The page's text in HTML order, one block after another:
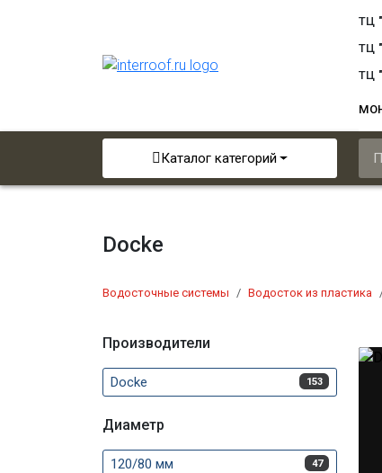
ТЦ
ТЦ
ТЦ
Каталог категорий
Docke
Водосточные системы Водосток из пластика
Производители
Docke 153
Диаметр
120/80 мм 47